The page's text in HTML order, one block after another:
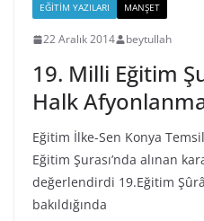
EĞITIM YAZILARI MANŞET
22 Aralık 2014 beytullah
19. Milli Eğitim
Halk
Eğitim İlke-Sen Konya
Eğitim Şurası’nda alınan
değerlendirdi 19.Eğitim
bakıldığında